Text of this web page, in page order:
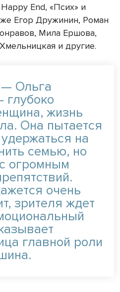
End, «Псих» и
Егор Дружинин, Роман
Мила Ершова,
и другие.
Ольга
жизнь
Она пытается
на
семью, но
огромным
очень
зрителя ждет
главной роли